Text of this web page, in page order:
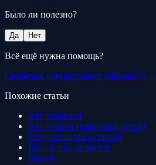
Было ли полезно?
Да Нет
Всё ещё нужна помощь?
Связаться с поддержкой Paloma365 →
Похожие статьи
Акт разделки
Акт сверки (взаиморасчетов)
Актуализация остатков
Баланс предприятия
Баланс